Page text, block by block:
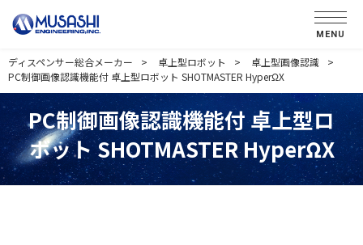
MENU
ディスペンサー総合メーカー 卓上型ロボット
卓上型画像認識
PC制御画像認識機能付 卓上型ロボット SHOTMASTER HyperΩX
PC制御画像認識機能付 卓上型ロ
ボット SHOTMASTER HyperΩX